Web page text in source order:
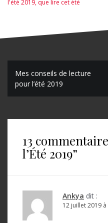
l'été 2019, que lire cet été
N
a
Mes conseils de lecture
pour l’été 2019
13
l’Été 2019”
Ankya dit :
12 juillet 2019